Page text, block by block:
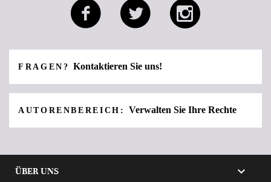
FRAGEN?Kontaktieren Sie uns!
AUTORENBEREICH:Verwalten Sie Ihre Rechte
ÜBER UNS 